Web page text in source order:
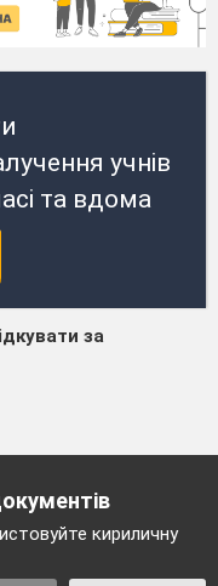
учнів
та вдома
за
кириличну